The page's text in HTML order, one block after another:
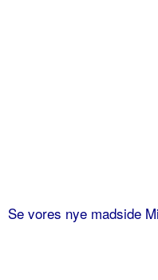
Se vores nye madside